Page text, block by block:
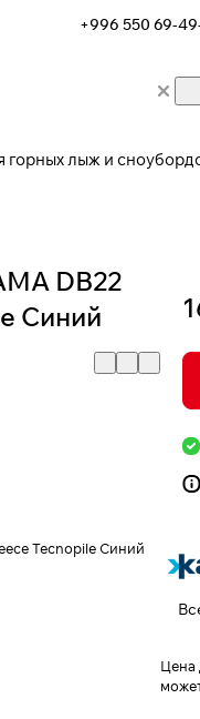
+996 550 69-
горных лыж и
DB22
Синий
Tecnopile Синий
Цена